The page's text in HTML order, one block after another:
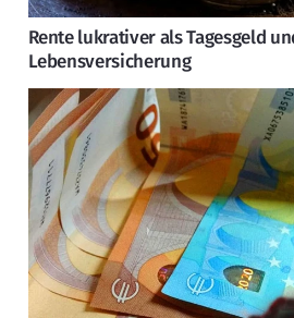
Rente lukrativer als Tagesgeld
Lebensversicherung